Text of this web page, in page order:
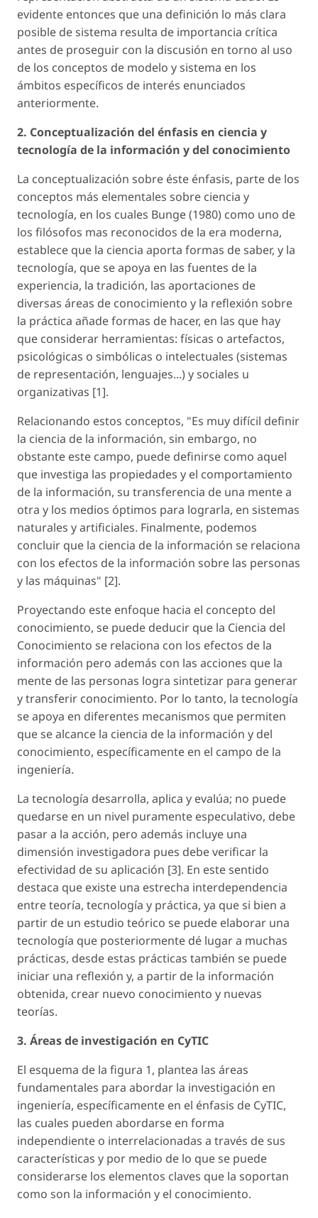
evidente entonces que una definición lo más clara
posible de sistema resulta de importancia crítica
antes de proseguir con la discusión en torno al uso
de los conceptos de modelo y sistema en los
ámbitos específicos de interés enunciados
anteriormente.
2. Conceptualización del énfasis en ciencia y
tecnología de la información y del conocimiento
La conceptualización sobre éste énfasis, parte de los
conceptos más elementales sobre ciencia y
tecnología, en los cuales Bunge (1980) como uno de
los filósofos mas reconocidos de la era moderna,
establece que la ciencia aporta formas de saber, y la
tecnología, que se apoya en las fuentes de la
experiencia, la tradición, las aportaciones de
diversas áreas de conocimiento y la reflexión sobre
la práctica añade formas de hacer, en las que hay
que considerar herramientas: físicas o artefactos,
psicológicas o simbólicas o intelectuales (sistemas
de representación, lenguajes...) y sociales u
organizativas [1].
Relacionando estos conceptos, "Es muy difícil definir
la ciencia de la información, sin embargo, no
obstante este campo, puede definirse como aquel
que investiga las propiedades y el comportamiento
de la información, su transferencia de una mente a
otra y los medios óptimos para lograrla, en sistemas
naturales y artificiales. Finalmente, podemos
concluir que la ciencia de la información se relaciona
con los efectos de la información sobre las personas
y las máquinas" [2].
Proyectando este enfoque hacia el concepto del
conocimiento, se puede deducir que la Ciencia del
Conocimiento se relaciona con los efectos de la
información pero además con las acciones que la
mente de las personas logra sintetizar para generar
y transferir conocimiento. Por lo tanto, la tecnología
se apoya en diferentes mecanismos que permiten
que se alcance la ciencia de la información y del
conocimiento, específicamente en el campo de la
ingeniería.
La tecnología desarrolla, aplica y evalúa; no puede
quedarse en un nivel puramente especulativo, debe
pasar a la acción, pero además incluye una
dimensión investigadora pues debe verificar la
efectividad de su aplicación [3]. En este sentido
destaca que existe una estrecha interdependencia
entre teoría, tecnología y práctica, ya que si bien a
partir de un estudio teórico se puede elaborar una
tecnología que posteriormente dé lugar a muchas
prácticas, desde estas prácticas también se puede
iniciar una reflexión y, a partir de la información
obtenida, crear nuevo conocimiento y nuevas
teorías.
3. Áreas de investigación en CyTIC
El esquema de la figura 1, plantea las áreas
fundamentales para abordar la investigación en
ingeniería, específicamente en el énfasis de CyTIC,
las cuales pueden abordarse en forma
independiente o interrelacionadas a través de sus
características y por medio de lo que se puede
considerarse los elementos claves que la soportan
como son la información y el conocimiento.